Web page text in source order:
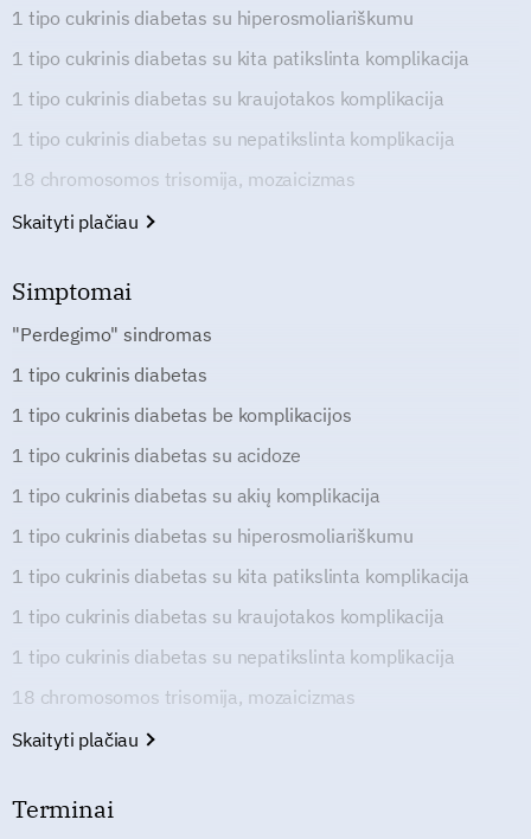
1 tipo cukrinis diabetas su hiperosmoliariškumu
1 tipo cukrinis diabetas su kita patikslinta komplikacija
1 tipo cukrinis diabetas su kraujotakos komplikacija
1 tipo cukrinis diabetas su nepatikslinta komplikacija
18 chromosomos trisomija, mozaicizmas
Skaityti plačiau
Simptomai
"Perdegimo" sindromas
1 tipo cukrinis diabetas
1 tipo cukrinis diabetas be komplikacijos
1 tipo cukrinis diabetas su acidoze
1 tipo cukrinis diabetas su akių komplikacija
1 tipo cukrinis diabetas su hiperosmoliariškumu
1 tipo cukrinis diabetas su kita patikslinta komplikacija
1 tipo cukrinis diabetas su kraujotakos komplikacija
1 tipo cukrinis diabetas su nepatikslinta komplikacija
18 chromosomos trisomija, mozaicizmas
Skaityti plačiau
Terminai